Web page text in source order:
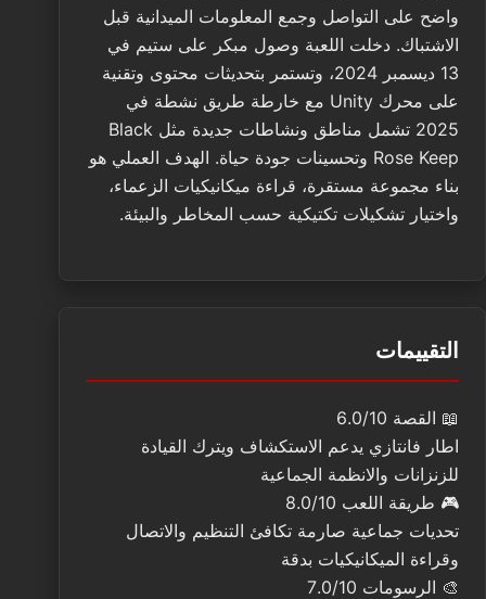
واضح على التواصل وجمع المعلومات الميدانية قبل
الاشتباك. دخلت اللعبة وصول مبكر على ستيم في
13 ديسمبر 2024، وتستمر بتحديثات محتوى وتقنية
على محرك Unity مع خارطة طريق نشطة في
2025 تشمل مناطق ونشاطات جديدة مثل Black
Rose Keep وتحسينات جودة حياة. الهدف العملي هو
بناء مجموعة مستقرة، قراءة ميكانيكيات الزعماء،
واختيار تشكيلات تكتيكية حسب المخاطر والبيئة.
التقييمات
📖 القصة 6.0/10
اطار فانتازي يدعم الاستكشاف ويترك القيادة
للزنزانات والانظمة الجماعية
🎮 طريقة اللعب 8.0/10
تحديات جماعية صارمة تكافئ التنظيم والاتصال
وقراءة الميكانيكيات بدقة
🎨 الرسومات 7.0/10